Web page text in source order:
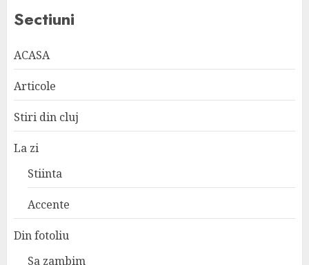
Sectiuni
ACASA
Articole
Stiri din cluj
La zi
Stiinta
Accente
Din fotoliu
Sa zambim